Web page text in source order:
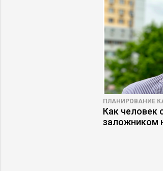
ПЛАНИРОВАНИЕ
Как человек
заложником